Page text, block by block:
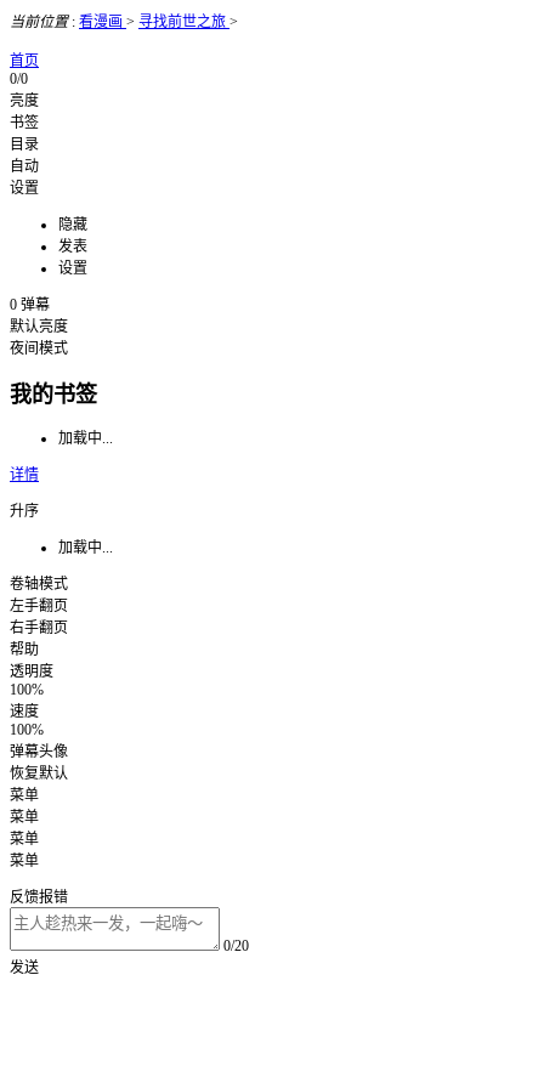
当前位置: 看漫画 > 寻找前世之旅 >
首页
0/0
亮度
书签
目录
自动
设置
隐藏
发表
设置
0 弹幕
默认亮度
夜间模式
我的书签
加载中...
详情
升序
加载中...
卷轴模式
左手翻页
右手翻页
帮助
透明度
100%
速度
100%
弹幕头像
恢复默认
菜单
菜单
菜单
菜单
反馈报错
0/20
发送